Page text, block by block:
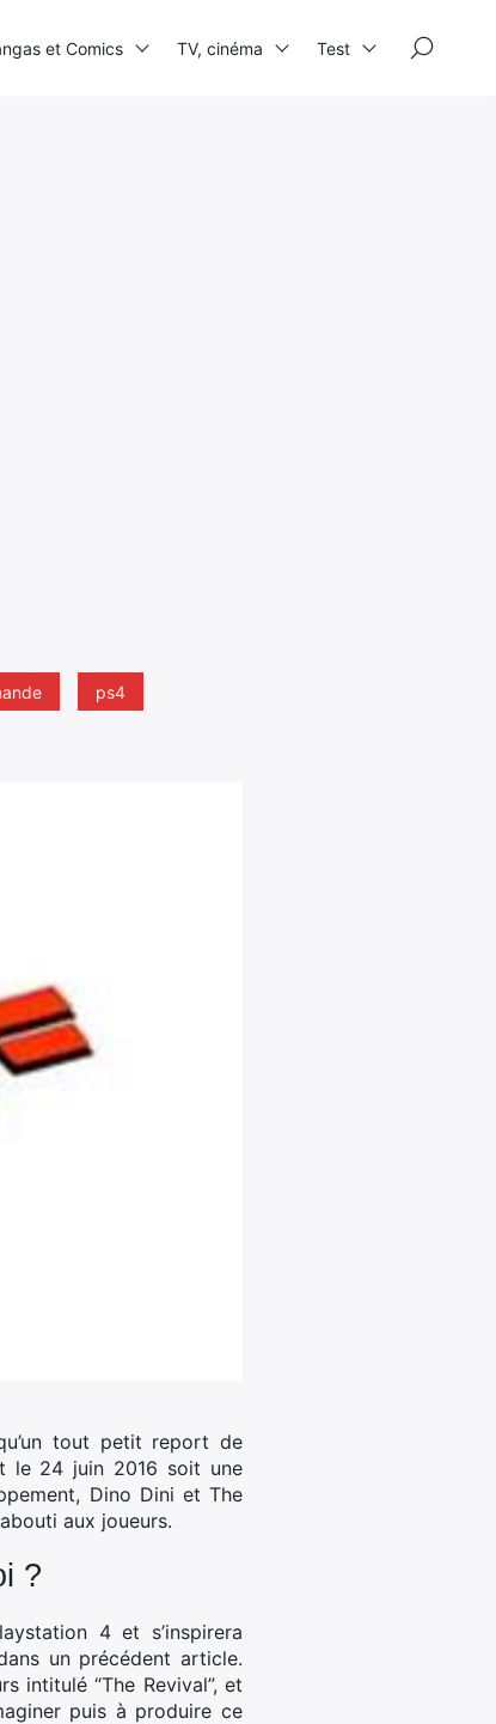
ps4
tout petit report de
le 24 juin 2016 soit une
Dino Dini et The
aux joueurs.
?
4 et s’inspirera
un précédent article.
intitulé “The Revival”, et
puis à produire ce
et Comics TV, cinéma Test